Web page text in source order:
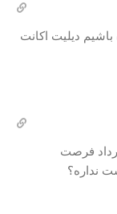
باشیم دیلیت اکانت
غیر فعال هست. ظاهرا تا ۱۰ خرداد فرصت
نداره؟